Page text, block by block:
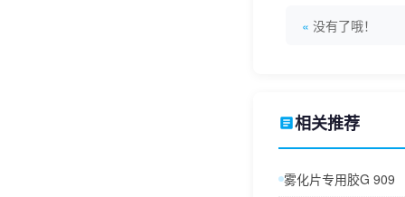
没有了哦！
相关推荐
雾化片专用胶G 909